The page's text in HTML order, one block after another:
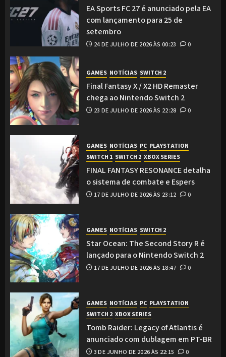
EA Sports FC 27 é anunciado pela EA
com lançamento para 25 de
setembro
24 DE JULHO DE 2026 ÀS 00:23 0
GAMES NOTÍCIAS SWITCH 2
Final Fantasy X / X2 HD Remaster
chega ao Nintendo Switch 2
23 DE JULHO DE 2026 ÀS 22:28 0
GAMES NOTÍCIAS PC PLAYSTATION
SWITCH 1 SWITCH 2 XBOX SERIES
FINAL FANTASY RESONANCE detalha
o sistema de combate e Espers
17 DE JULHO DE 2026 ÀS 23:12 0
GAMES NOTÍCIAS SWITCH 2
Star Ocean: The Second Story R é
lançado para o Nintendo Switch 2
17 DE JULHO DE 2026 ÀS 18:47 0
GAMES NOTÍCIAS PC PLAYSTATION
SWITCH 2 XBOX SERIES
Tomb Raider: Legacy of Atlantis é
anunciado com dublagem em PT-BR
3 DE JUNHO DE 2026 ÀS 22:15 0